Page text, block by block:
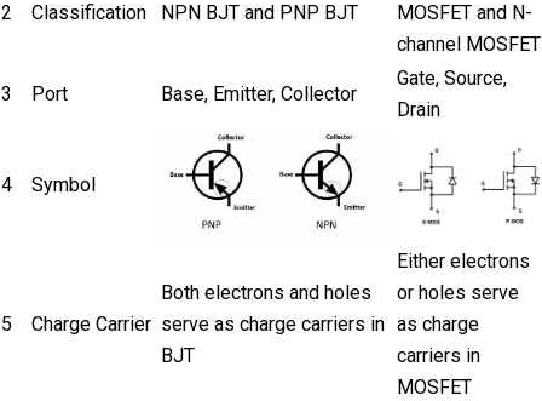
2 Classification NPN BJT and PNP BJT
MOSFET and N-
channel MOSFET
3 Port Base, Emitter, Collector
Gate, Source,
Drain
4 Symbol
5 Charge Carrier
Both electrons and holes
serve as charge carriers in
BJT
Either electrons
or holes serve
as charge
carriers in
MOSFET